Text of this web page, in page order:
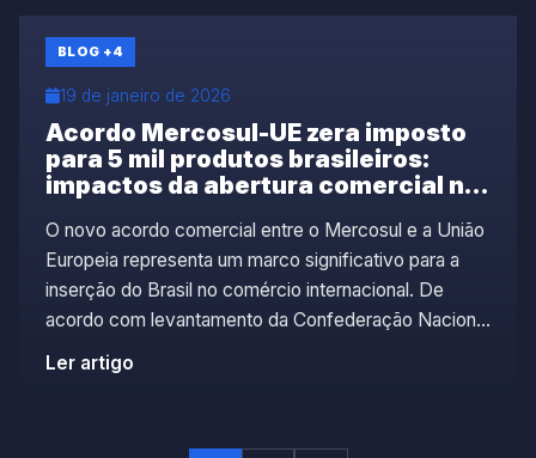
Esse […]
BLOG +4
19 de janeiro de 2026
Acordo Mercosul-UE zera imposto
para 5 mil produtos brasileiros:
impactos da abertura comercial no
O novo acordo comercial entre o Mercosul e a União
Europeia representa um marco significativo para a
inserção do Brasil no comércio internacional. De
acordo com levantamento da Confederação Nacional
da Indústria (CNI), mais de cinco mil produtos
brasileiros terão imposto de importação zerado na
Ler artigo